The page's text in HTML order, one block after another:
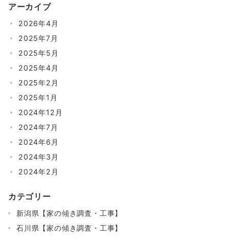
アーカイブ
2026年4月
2025年7月
2025年5月
2025年4月
2025年2月
2025年1月
2024年12月
2024年7月
2024年6月
2024年3月
2024年2月
カテゴリー
新潟県【家の傾き調査・工事】
石川県【家の傾き調査・工事】